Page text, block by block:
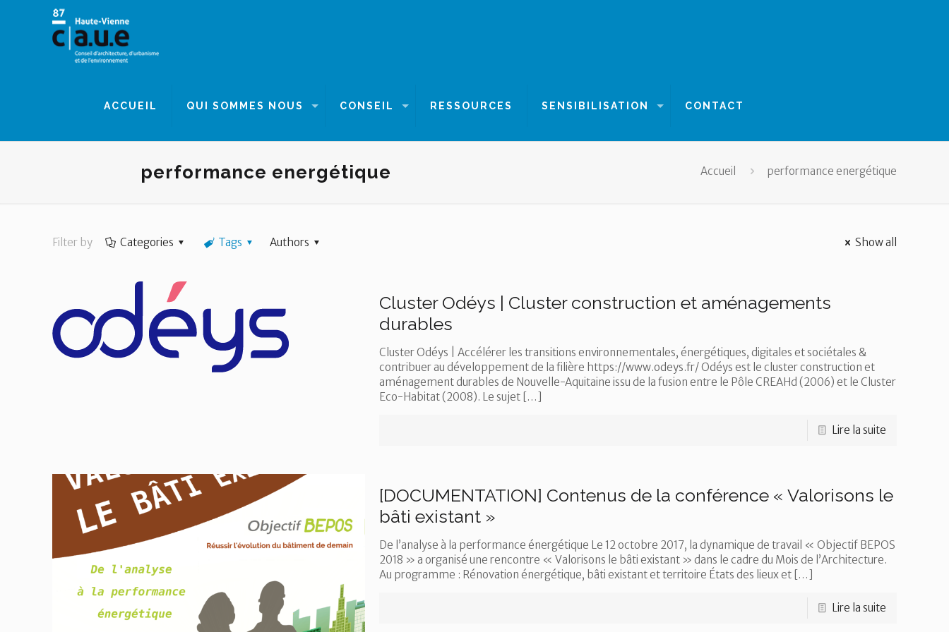
ACCUEIL QUI SOMMES NOUS CONSEIL RESSOURCES SENSIBILISATION CONTACT
performance energétique Accueil performance energétique
Filter by Categories Tags Authors Show all
Cluster Odéys | Cluster construction et aménagements
durables
Cluster Odéys | Accélérer les transitions environnementales, énergétiques, digitales et sociétales &
contribuer au développement de la filière https://www.odeys.fr/ Odéys est le cluster construction et
aménagement durables de Nouvelle-Aquitaine issu de la fusion entre le Pôle CREAHd (2006) et le Cluster
Eco-Habitat (2008). Le sujet[…]
Lire la suite
[DOCUMENTATION] Contenus de la conférence « Valorisons le
bâti existant »
De l’analyse à la performance énergétique Le 12 octobre 2017, la dynamique de travail « Objectif BEPOS
2018 » a organisé une rencontre « Valorisons le bâti existant » dans le cadre du Mois de l’Architecture.
Au programme : Rénovation énergétique, bâti existant et territoire États des lieux et[…]
Lire la suite
Panneau de gestion des cookies